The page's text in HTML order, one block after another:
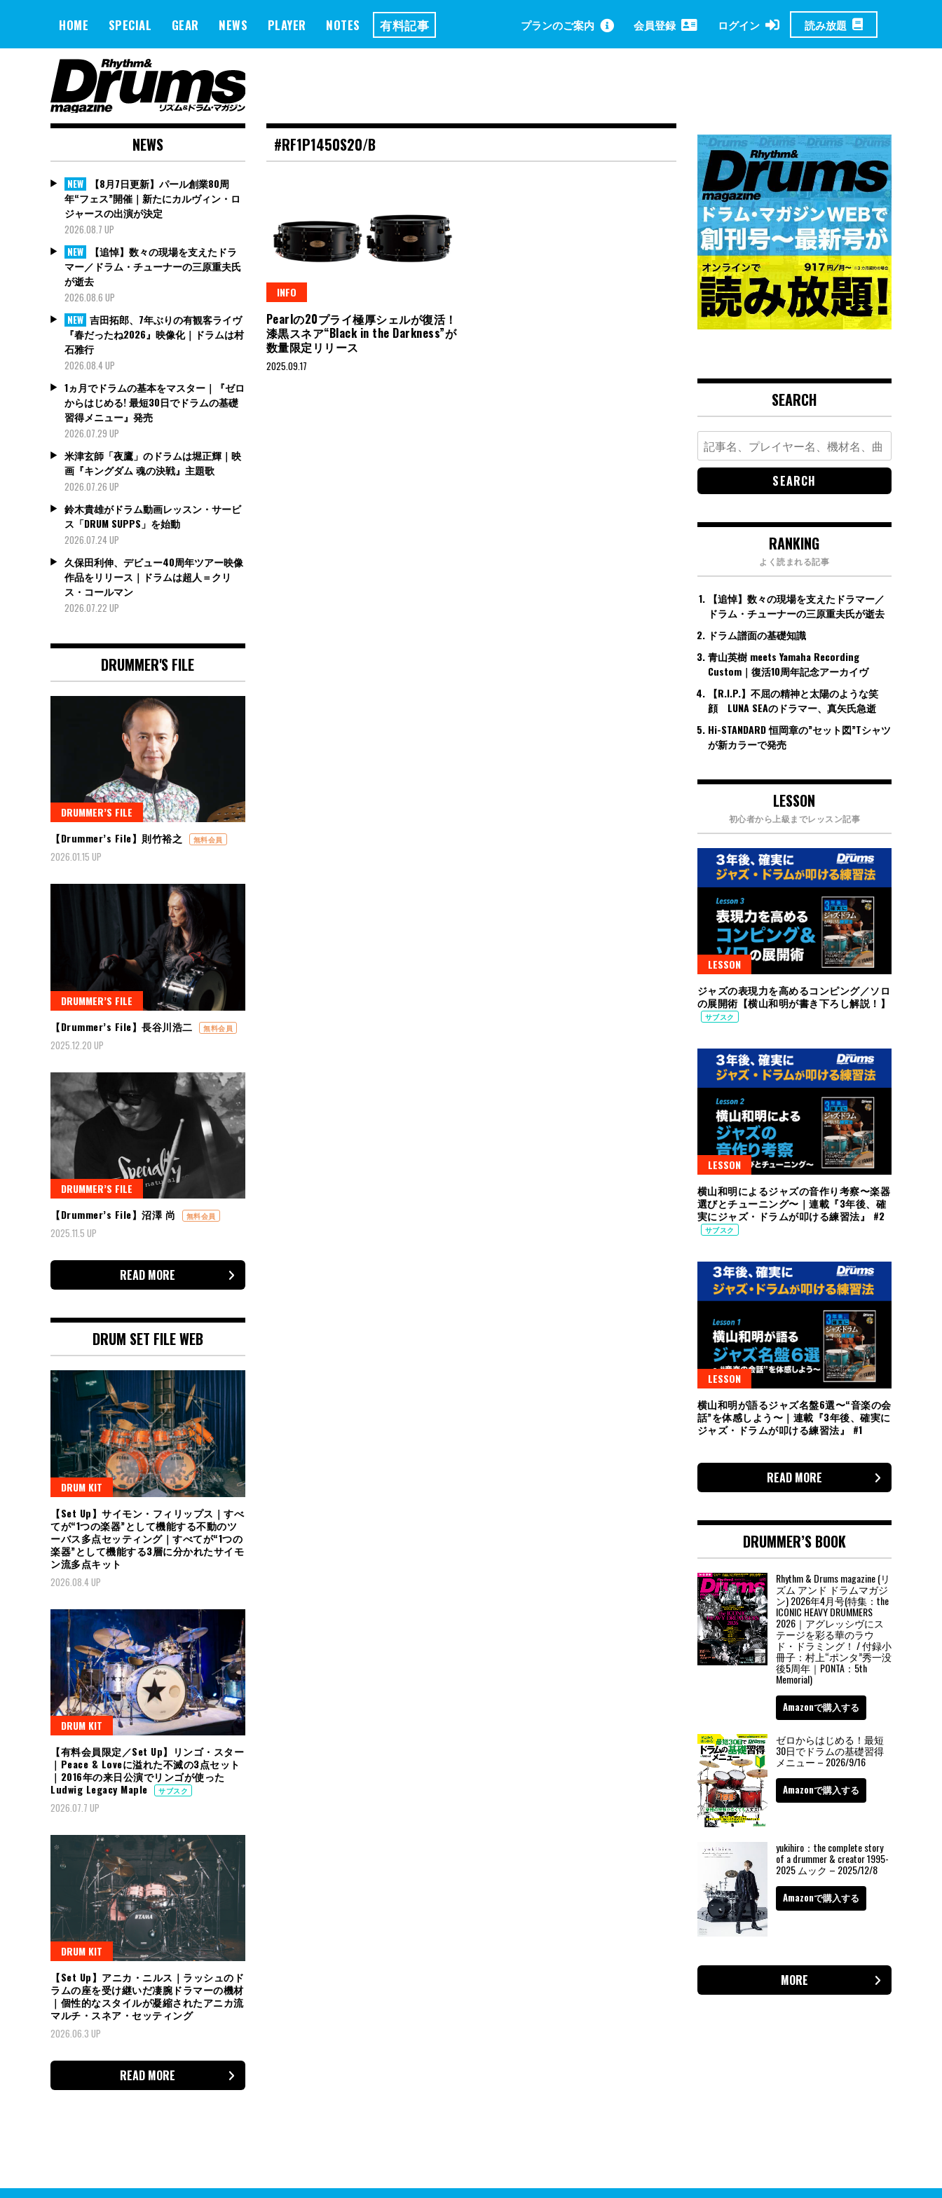
HOME SPECIAL GEAR NEWS PLAYER NOTES 有料記事 プランのご案内 会員登録 ログイン 読み放題
#RF1P1450S20/B
INFO
Pearlの20プライ極厚シェルが復活！
漆黒スネア“Black in the Darkness”が
数量限定リリース
2025.09.17
NEWS
NEW
【8月7日更新】パール創業80周
年“フェス”開催｜新たにカルヴィン・ロ
ジャースの出演が決定
2026.08.7 UP
NEW
【追悼】数々の現場を支えたドラ
マー／ドラム・チューナーの三原重夫氏
が逝去
2026.08.6 UP
NEW 吉田拓郎、7年ぶりの有観客ライヴ
『春だったね2026』映像化｜ドラムは村
石雅行
2026.08.4 UP
1ヵ月でドラムの基本をマスター｜『ゼロ
からはじめる! 最短30日でドラムの基礎
習得メニュー』発売
2026.07.29 UP
米津玄師「夜鷹」のドラムは堀正輝｜映
画『キングダム 魂の決戦』主題歌
2026.07.26 UP
鈴木貴雄がドラム動画レッスン・サービ
ス「DRUM SUPPS」を始動
2026.07.24 UP
久保田利伸、デビュー40周年ツアー映像
作品をリリース｜ドラムは超人＝クリ
ス・コールマン
2026.07.22 UP
DRUMMER'S FILE
DRUMMER’S FILE
【Drummer’s File】則竹裕之
無料会員
2026.01.15 UP
DRUMMER’S FILE
【Drummer’s File】長谷川浩二
無料会員
2025.12.20 UP
DRUMMER’S FILE
【Drummer’s File】沼澤 尚
無料会員
2025.11.5 UP
READ MORE
DRUM SET FILE WEB
DRUM KIT
【Set Up】サイモン・フィリップス｜すべ
てが“1つの楽器”として機能する不動のツ
ーバス多点セッティング｜すべてが“1つの
楽器”として機能する3層に分かれたサイモ
ン流多点キット
2026.08.4 UP
DRUM KIT
【有料会員限定／Set Up】リンゴ・スター
｜Peace & Loveに溢れた不滅の3点セット
｜2016年の来日公演でリンゴが使った
Ludwig Legacy Maple
サブスク
2026.07.7 UP
DRUM KIT
【Set Up】アニカ・ニルス｜ラッシュのド
ラムの座を受け継いだ凄腕ドラマーの機材
｜個性的なスタイルが凝縮されたアニカ流
マルチ・スネア・セッティング
2026.06.3 UP
READ MORE
SEARCH
Search
for:
RANKING
よく読まれる記事
【追悼】数々の現場を支えたドラマー／
ドラム・チューナーの三原重夫氏が逝去
ドラム譜面の基礎知識
青山英樹 meets Yamaha Recording
Custom｜復活10周年記念アーカイヴ
【R.I.P.】不屈の精神と太陽のような笑
顔 LUNA SEAのドラマー、真矢氏急逝
Hi-STANDARD 恒岡章の”セット図”Tシャツ
が新カラーで発売
LESSON
初心者から上級までレッスン記事
LESSON
ジャズの表現力を高めるコンピング／ソロ
の展開術【横山和明が書き下ろし解説！】
サブスク
LESSON
横山和明によるジャズの音作り考察〜楽器
選びとチューニング〜｜連載『3年後、確
実にジャズ・ドラムが叩ける練習法』 #2
サブスク
LESSON
横山和明が語るジャズ名盤6選〜“音楽の会
話”を体感しよう〜｜連載『3年後、確実に
ジャズ・ドラムが叩ける練習法』 #1
READ MORE
DRUMMER’S BOOK
Rhythm & Drums magazine (リ
ズム アンド ドラムマガジ
ン) 2026年4月号(特集：the
ICONIC HEAVY DRUMMERS
2026｜アグレッシヴにス
テージを彩る華のラウ
ド・ドラミング！ / 付録小
冊子：村上“ポンタ”秀一没
後5周年｜PONTA：5th
Memorial)
Amazonで購入する
ゼロからはじめる！最短
30日でドラムの基礎習得
メニュー – 2026/9/16
Amazonで購入する
yukihiro：the complete story
of a drummer & creator 1995-
2025 ムック – 2025/12/8
Amazonで購入する
MORE